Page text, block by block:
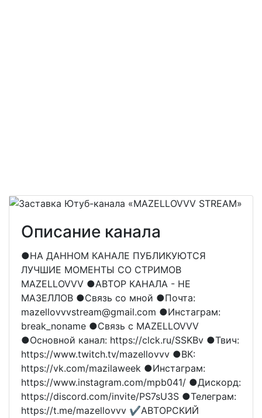
Описание канала
●НА ДАННОМ КАНАЛЕ ПУБЛИКУЮТСЯ
ЛУЧШИЕ МОМЕНТЫ СО СТРИМОВ
MAZELLOVVV ●АВТОР КАНАЛА - НЕ
МАЗЕЛЛОВ ●Связь со мной ●Почта:
mazellovvvstream@gmail.com ●Инстаграм:
break_noname ●Связь с MAZELLOVVV
●Основной канал: https://clck.ru/SSKBv ●Твич:
https://www.twitch.tv/mazellovvv ●ВК:
https://vk.com/mazilaweek ●Инстаграм:
https://www.instagram.com/mpb041/ ●Дискорд:
https://discord.com/invite/PS7sU3S ●Телеграм:
https://t.me/mazellovvv ✔️АВТОРСКИЙ